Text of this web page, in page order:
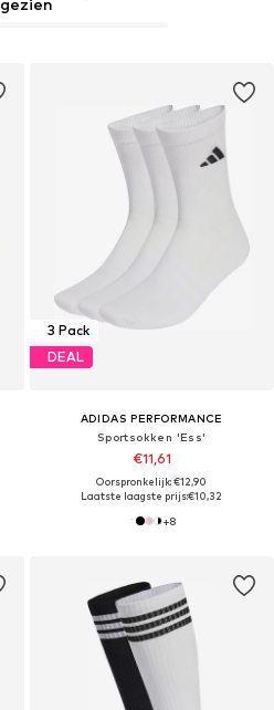
gezien
3 Pack
DEAL
ADIDAS PERFORMANCE
Sportsokken 'Ess'
€11,61
Oorspronkelijk: €12,90
Laatste laagste prijs:€10,32
+8